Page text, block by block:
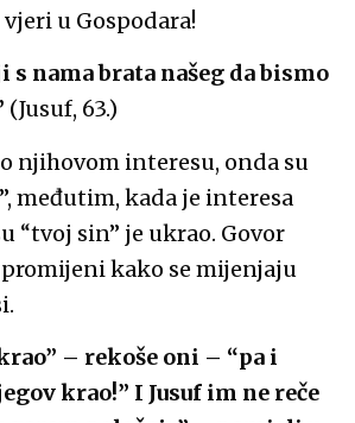
u Gospodara!
s nama brata našeg da bismo
(Jusuf, 63.)
njihovom interesu, onda su
međutim, kada je interesa
“tvoj sin” je ukrao. Govor
kako se mijenjaju
– rekoše oni – “pa i
krao!” I Jusuf im ne reče